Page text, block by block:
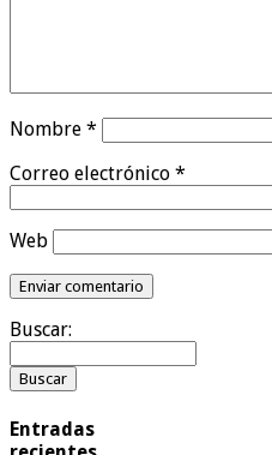
Nombre *
Correo electrónico *
Web
Buscar:
Entradas